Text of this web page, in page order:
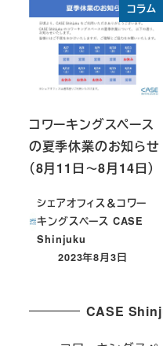
コラム
コワーキングスペース
の夏季休業のお知らせ
（8月11日～8月14日）
シェアオフィス＆コワー
キングスペース CASE
Shinjuku
投稿日
2023年8月3日
CASE